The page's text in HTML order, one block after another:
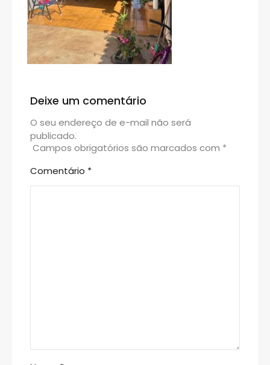
Deixe um comentário
O seu endereço de e-mail não será
publicado.
Campos obrigatórios são marcados com *
Comentário *